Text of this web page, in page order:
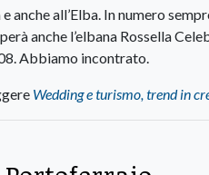
all’Elba. In numero
anche l’elbana Rossella
Abbiamo incontrato.
Wedding e turismo, trend in